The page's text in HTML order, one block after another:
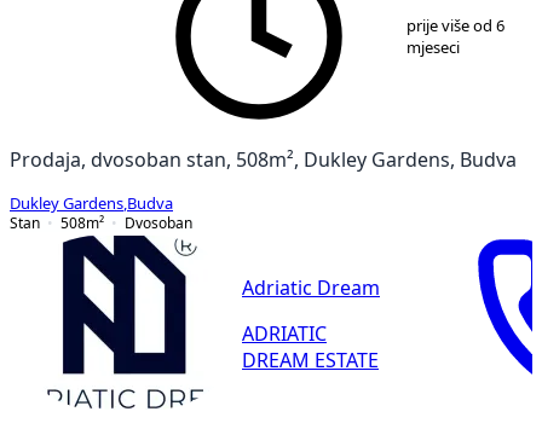
prije više od 6
mjeseci
Prodaja, dvosoban stan, 508m², Dukley Gardens, Budva
Dukley Gardens Budva
Stan
508m² Dvosoban
Adriatic Dream
ADRIATIC
DREAM ESTATE